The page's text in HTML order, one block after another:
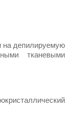
на депилируемую
тканевыми